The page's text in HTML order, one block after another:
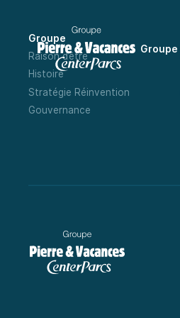
Groupe
Groupe
Raison d’être
Histoire
Stratégie Réinvention
Gouvernance